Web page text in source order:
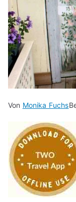
Von Monika Fuchs